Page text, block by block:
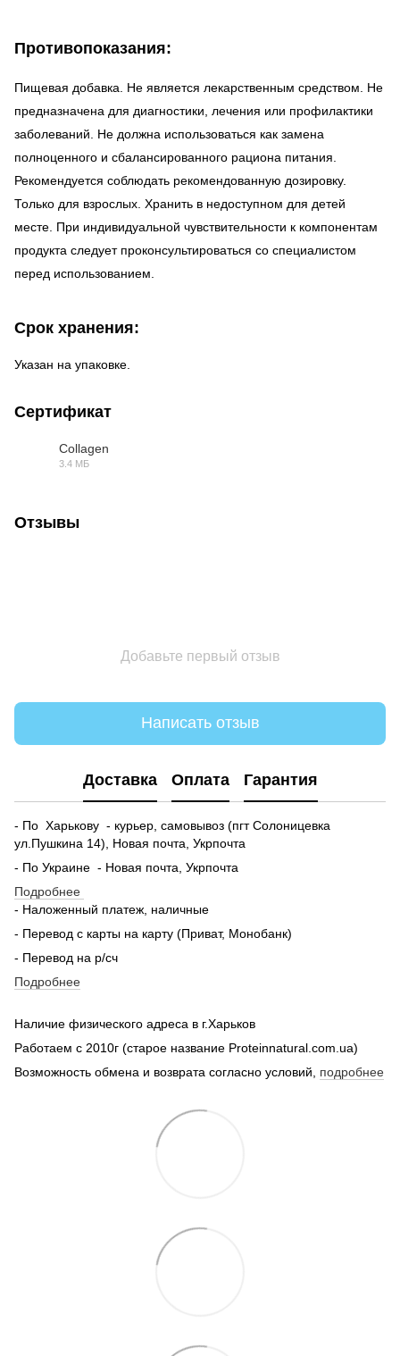
Противопоказания:
Пищевая добавка. Не является лекарственным средством. Не
предназначена для диагностики, лечения или профилактики
заболеваний. Не должна использоваться как замена
полноценного и сбалансированного рациона питания.
Рекомендуется соблюдать рекомендованную дозировку.
Только для взрослых. Хранить в недоступном для детей
месте. При индивидуальной чувствительности к компонентам
продукта следует проконсультироваться со специалистом
перед использованием.
Срок хранения:
Указан на упаковке.
Сертификат
Collagen
3.4 МБ
Отзывы
Добавьте первый отзыв
Написать отзыв
Доставка Оплата Гарантия
- По Харькову - курьер, самовывоз (пгт Солоницевка
ул.Пушкина 14), Новая почта, Укрпочта
- По Украине - Новая почта, Укрпочта
Подробнее
- Наложенный платеж, наличные
- Перевод с карты на карту (Приват, Монобанк)
- Перевод на р/сч
Подробнее
Наличие физического адреса в г.Харьков
Работаем с 2010г (старое название Proteinnatural.com.ua)
Возможность обмена и возврата согласно условий, подробнее